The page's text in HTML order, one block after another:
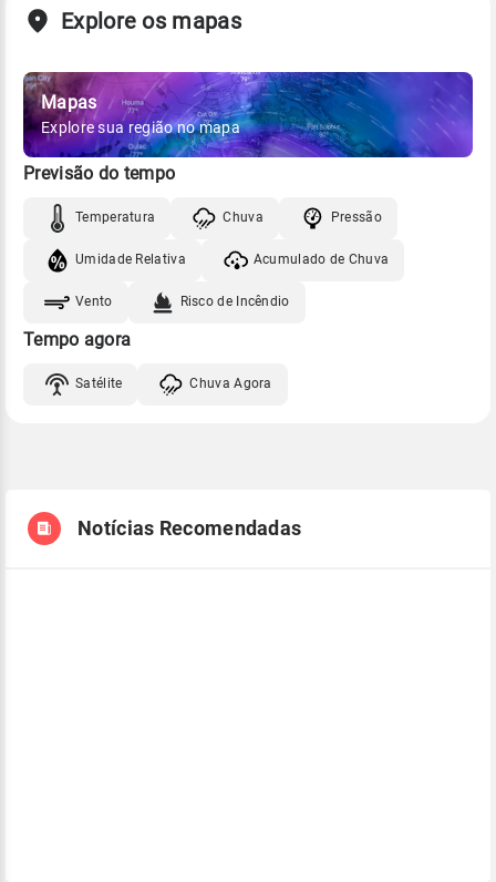
Explore os mapas
Mapas
Explore sua região no mapa
Previsão do tempo
Temperatura Chuva Pressão
Umidade Relativa Acumulado de Chuva
Vento Risco de Incêndio
Tempo agora
Satélite Chuva Agora
Notícias Recomendadas